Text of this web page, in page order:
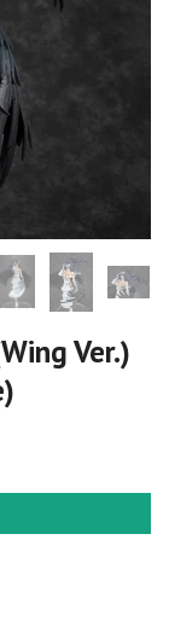
Ver.)